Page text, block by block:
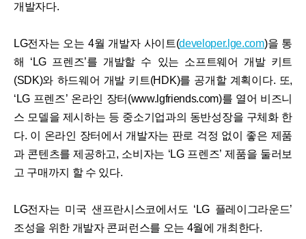
개발자다.
LG전자는 오는 4월 개발자 사이트(developer.lge.com)을 통
해 ‘LG 프렌즈’를 개발할 수 있는 소프트웨어 개발 키트
(SDK)와 하드웨어 개발 키트(HDK)를 공개할 계획이다. 또,
‘LG 프렌즈’ 온라인 장터(www.lgfriends.com)를 열어 비즈니
스 모델을 제시하는 등 중소기업과의 동반성장을 구체화 한
다. 이 온라인 장터에서 개발자는 판로 걱정 없이 좋은 제품
과 콘텐츠를 제공하고, 소비자는 ‘LG 프렌즈’ 제품을 둘러보
고 구매까지 할 수 있다.
LG전자는 미국 샌프란시스코에서도 ‘LG 플레이그라운드’
조성을 위한 개발자 콘퍼런스를 오는 4월에 개최한다.